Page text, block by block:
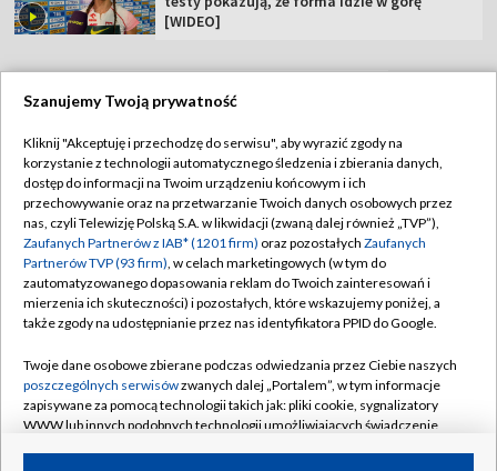
[WIDEO]
TVP
Abonament TVP
Sklep TVP
Biuro Reklamy
Oferta Handlowa
Telegazeta ogłoszenia
Rada Programowa
Ogłoszenia przetargowe
Akademia Telewizyjna
Regulamin TVP
Polityka prywatności
Moje zgody
Biuro reklamy
Kontakt
Kanały
©2026 Telewizja Polska Spółka Akcyjna w likwidacji
Szanujemy Twoją prywatność
Kliknij "Akceptuję i przechodzę do serwisu", aby wyrazić zgody na
korzystanie z technologii automatycznego śledzenia i zbierania danych,
dostęp do informacji na Twoim urządzeniu końcowym i ich
przechowywanie oraz na przetwarzanie Twoich danych osobowych przez
nas, czyli Telewizję Polską S.A. w likwidacji (zwaną dalej również „TVP”),
Zaufanych Partnerów z IAB* (1201 firm) oraz pozostałych Zaufanych
Partnerów TVP (93 firm), w celach marketingowych (w tym do
zautomatyzowanego dopasowania reklam do Twoich zainteresowań i
mierzenia ich skuteczności) i pozostałych, które wskazujemy poniżej, a
także zgody na udostępnianie przez nas identyfikatora PPID do Google.
Twoje dane osobowe zbierane podczas odwiedzania przez Ciebie naszych
poszczególnych serwisówzwanych dalej „Portalem”, w tym informacje
zapisywane za pomocą technologii takich jak: pliki cookie, sygnalizatory
WWW lub innych podobnych technologii umożliwiających świadczenie